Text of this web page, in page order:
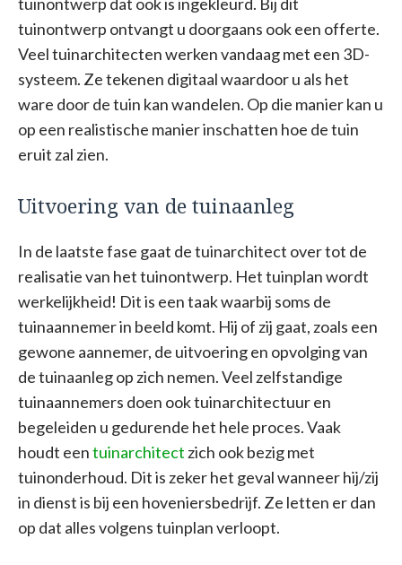
tuinontwerp ontvangt u doorgaans ook een offerte.
Veel tuinarchitecten werken vandaag met een 3D-
systeem. Ze tekenen digitaal waardoor u als het
ware door de tuin kan wandelen. Op die manier kan u
op een realistische manier inschatten hoe de tuin
eruit zal zien.
Uitvoering van de tuinaanleg
In de laatste fase gaat de tuinarchitect over tot de
realisatie van het tuinontwerp. Het tuinplan wordt
werkelijkheid! Dit is een taak waarbij soms de
tuinaannemer in beeld komt. Hij of zij gaat, zoals een
gewone aannemer, de uitvoering en opvolging van
de tuinaanleg op zich nemen. Veel zelfstandige
tuinaannemers doen ook tuinarchitectuur en
begeleiden u gedurende het hele proces. Vaak
houdt eentuinarchitect zich ook bezig met
tuinonderhoud. Dit is zeker het geval wanneer hij/zij
in dienst is bij een hoveniersbedrijf. Ze letten er dan
op dat alles volgens tuinplan verloopt.